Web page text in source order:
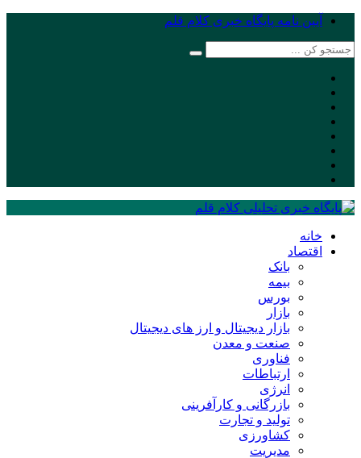
آیین نامه پایگاه خبری کلام قلم
خانه
اقتصاد
بانک
بیمه
بورس
بازار
بازار دیجیتال و ارز های دیجیتال
صنعت و معدن
فناوری
ارتباطات
انرژی
بازرگانی و کارآفرینی
تولید و تجارت
کشاورزی
مدیریت